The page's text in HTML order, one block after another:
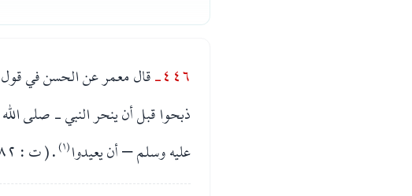
٤٤٦- قال معمر عن الحسن في
ذبحوا قبل أن ينحر النبي - صلى
عليه وسلم – أن يعيدوا(١) . ( ت : ٢٣/١٨٢. وكذا في س : ١٥/١٤٩ )